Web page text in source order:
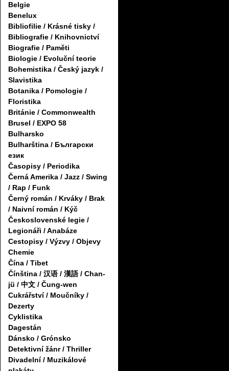
Belgie
Benelux
Bibliofilie / Krásné tisky /
Bibliografie / Knihovnictví
Biografie / Paměti
Biologie / Evoluční teorie
Bohemistika / Český jazyk /
Slavistika
Botanika / Pomologie /
Floristika
Británie / Commonwealth
Brusel / EXPO 58
Bulharsko
Bulharština / Български
език
Časopisy / Periodika
Černá Amerika / Jazz / Swing
/ Rap / Funk
Černý román / Krváky / Brak
/ Naivní román / Kýč
Československé legie /
Legionáři / Anabáze
Cestopisy / Výzvy / Objevy
Chemie
Čína / Tibet
Čínština / 汉语 / 漢語 / Chan-
jü / 中文 / Čung-wen
Cukrářství / Moučníky /
Dezerty
Cyklistika
Dagestán
Dánsko / Grónsko
Detektivní žánr / Thriller
Divadelní / Muzikálové